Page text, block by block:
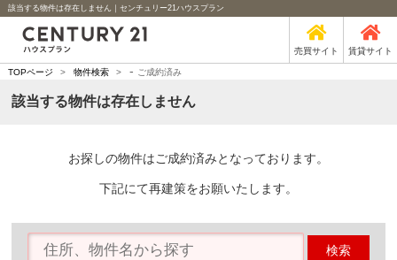
該当する物件は存在しません｜センチュリー21ハウスプラン
売買サイト 賃貸サイト
TOPページ > 物件検索 > - ご成約済み
該当する物件は存在しません
お探しの物件はご成約済みとなっております。
下記にて再建策をお願いたします。
検索